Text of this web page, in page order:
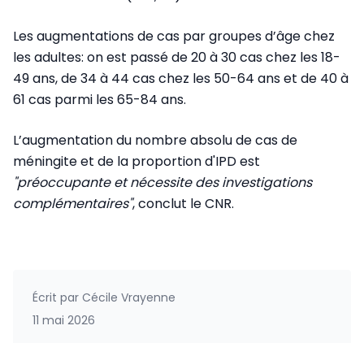
Les augmentations de cas par groupes d’âge chez
les adultes: on est passé de 20 à 30 cas chez les 18-
49 ans, de 34 à 44 cas chez les 50-64 ans et de 40 à
61 cas parmi les 65-84 ans.
L’augmentation du nombre absolu de cas de
méningite et de la proportion d'IPD est
"préoccupante et nécessite des investigations
complémentaires", conclut le CNR.
Écrit par Cécile Vrayenne
11 mai 2026